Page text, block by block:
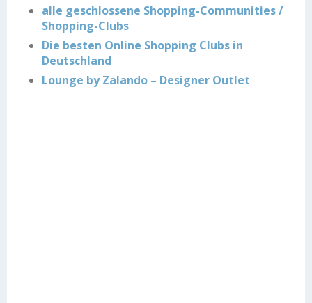
alle geschlossene Shopping-Communities /
Shopping-Clubs
Die besten Online Shopping Clubs in
Deutschland
Lounge by Zalando – Designer Outlet